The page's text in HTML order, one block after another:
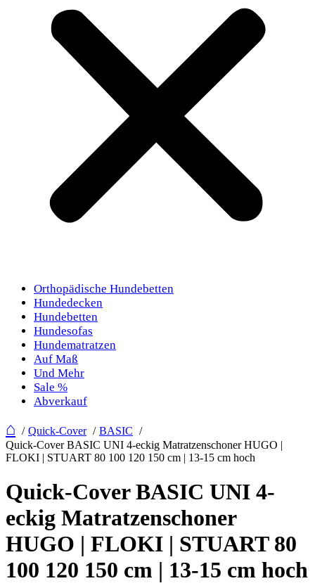
Orthopädische Hundebetten
Hundedecken
Hundebetten
Hundesofas
Hundematratzen
Auf Maß
Und Mehr
Sale %
Abverkauf
⌂ Quick-Cover
BASIC
Quick-Cover BASIC UNI 4-eckig Matratzenschoner HUGO |
FLOKI | STUART 80 100 120 150 cm | 13-15 cm hoch
Quick-Cover BASIC UNI 4-
eckig Matratzenschoner
HUGO | FLOKI | STUART 80
100 120 150 cm | 13-15 cm hoch